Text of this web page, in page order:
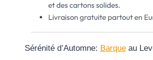
Sérénité d’Automne: Barque au